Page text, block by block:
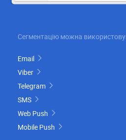
Сегментацію можна
Email
Viber
Telegram
SMS
Web Push
Mobile Push